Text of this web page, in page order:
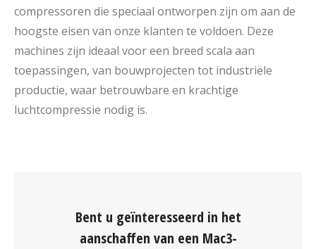
compressoren die speciaal ontworpen zijn om aan de
hoogste eisen van onze klanten te voldoen. Deze
machines zijn ideaal voor een breed scala aan
toepassingen, van bouwprojecten tot industriële
productie, waar betrouwbare en krachtige
luchtcompressie nodig is.
Bent u geïnteresseerd in het
aanschaffen van een Mac3-